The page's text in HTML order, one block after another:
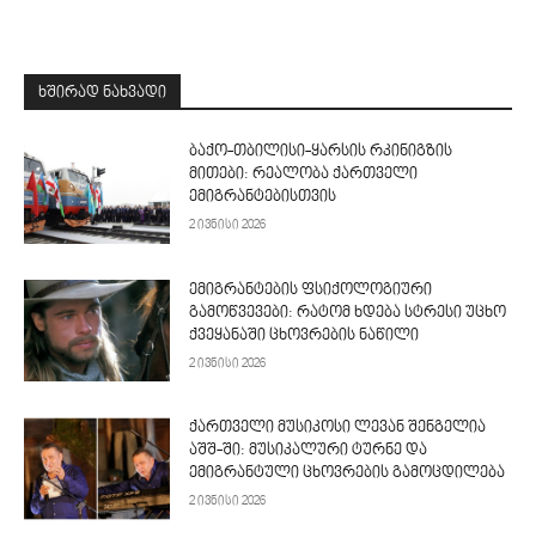
ᲮᲨᲘᲠᲐᲓ ᲜᲐᲮᲕᲐᲓᲘ
ბაქო-თბილისი-ყარსის რკინიგზის
მითები: რეალობა ქართველი
ემიგრანტებისთვის
2 ივნისი 2026
ემიგრანტების ფსიქოლოგიური
გამოწვევები: რატომ ხდება სტრესი უცხო
ქვეყანაში ცხოვრების ნაწილი
2 ივნისი 2026
ქართველი მუსიკოსი ლევან შენგელია
აშშ-ში: მუსიკალური ტურნე და
ემიგრანტული ცხოვრების გამოცდილება
2 ივნისი 2026